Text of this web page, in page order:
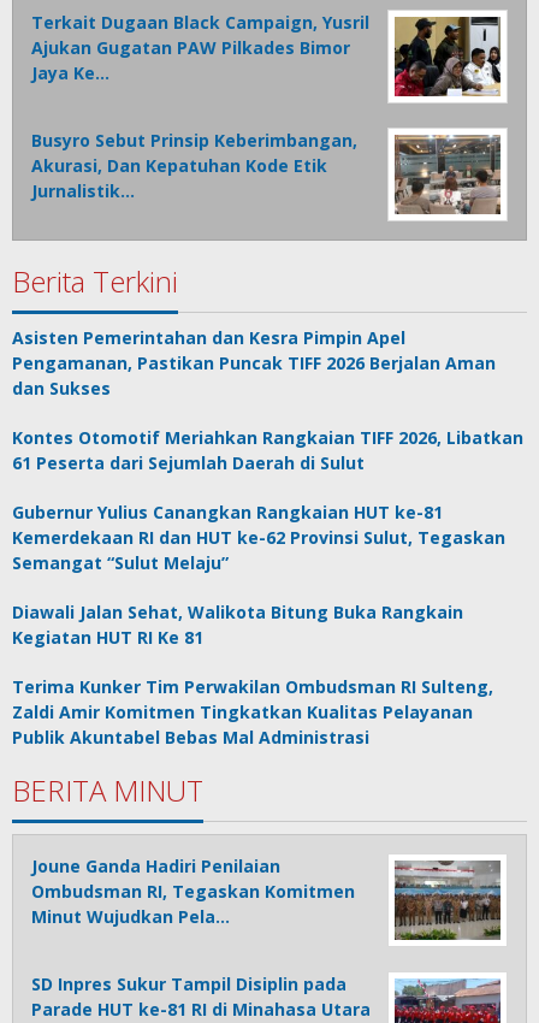
Terkait Dugaan Black Campaign, Yusril
Ajukan Gugatan PAW Pilkades Bimor
Jaya Ke…
Busyro Sebut Prinsip Keberimbangan,
Akurasi, Dan Kepatuhan Kode Etik
Jurnalistik…
Berita Terkini
Asisten Pemerintahan dan Kesra Pimpin Apel
Pengamanan, Pastikan Puncak TIFF 2026 Berjalan Aman
dan Sukses
Kontes Otomotif Meriahkan Rangkaian TIFF 2026, Libatkan
61 Peserta dari Sejumlah Daerah di Sulut
Gubernur Yulius Canangkan Rangkaian HUT ke-81
Kemerdekaan RI dan HUT ke-62 Provinsi Sulut, Tegaskan
Semangat “Sulut Melaju”
Diawali Jalan Sehat, Walikota Bitung Buka Rangkain
Kegiatan HUT RI Ke 81
Terima Kunker Tim Perwakilan Ombudsman RI Sulteng,
Zaldi Amir Komitmen Tingkatkan Kualitas Pelayanan
Publik Akuntabel Bebas Mal Administrasi
BERITA MINUT
Joune Ganda Hadiri Penilaian
Ombudsman RI, Tegaskan Komitmen
Minut Wujudkan Pela…
SD Inpres Sukur Tampil Disiplin pada
Parade HUT ke-81 RI di Minahasa Utara